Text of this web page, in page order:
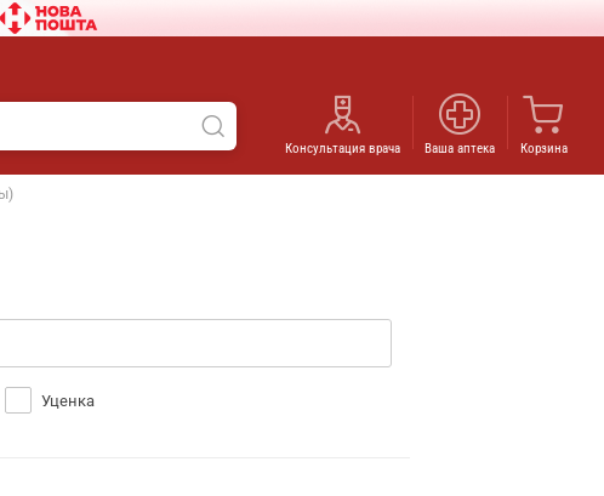
Консультация врача Ваша аптека Корзина
Уценка